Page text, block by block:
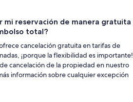
mi reservación de manera gratuita
total?
cancelación gratuita en tarifas de
¡porque la flexibilidad es importante!
cancelación de la propiedad en nuestro
información sobre cualquier excepción